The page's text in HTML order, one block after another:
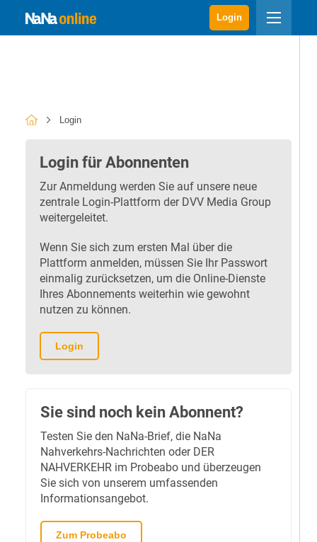
Login
Login
Login für Abonnenten
Zur Anmeldung werden Sie auf unsere neue
zentrale Login-Plattform der DVV Media Group
weitergeleitet.
Wenn Sie sich zum ersten Mal über die
Plattform anmelden, müssen Sie Ihr Passwort
einmalig zurücksetzen, um die Online-Dienste
Ihres Abonnements weiterhin wie gewohnt
nutzen zu können.
Login
Sie sind noch kein Abonnent?
Testen Sie den NaNa-Brief, die NaNa
Nahverkehrs-Nachrichten oder DER
NAHVERKEHR im Probeabo und überzeugen
Sie sich von unserem umfassenden
Informationsangebot.
Zum Probeabo